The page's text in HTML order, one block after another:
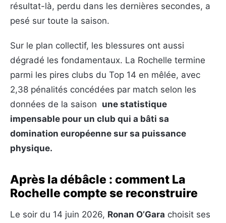
résultat-là, perdu dans les dernières secondes, a
pesé sur toute la saison.
Sur le plan collectif, les blessures ont aussi
dégradé les fondamentaux. La Rochelle termine
parmi les pires clubs du Top 14 en mêlée, avec
2,38 pénalités concédées par match selon les
données de la saison une statistique
impensable pour un club qui a bâti sa
domination européenne sur sa puissance
physique.
Après la débâcle : comment La
Rochelle compte se reconstruire
Le soir du 14 juin 2026, Ronan O’Gara choisit ses